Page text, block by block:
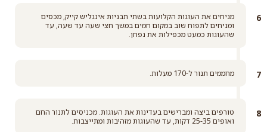
מניחים את העוגות הקלועות בשתי תבניות אינגליש קייק, מכסים
ומניחים לתפוח שוב במקום חמים במשך חצי שעה עד שעה, עד
שהעוגות כמעט מכפילות את נפחן.
מחממים תנור ל-170 מעלות.
טורפים ביצה ומברישים בעדינות את העוגות. מכניסים לתנור החם
ואופים 25-35 דקות, עד שהעוגות מזהיבות ומתייצבות.